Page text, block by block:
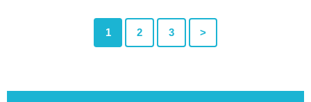
1 2 3 >